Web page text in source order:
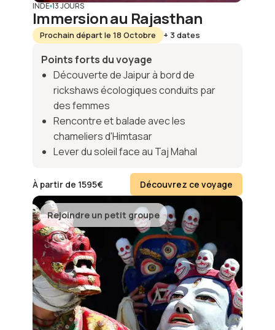
INDE 13 JOURS
Immersion au Rajasthan
Prochain départ le 18 Octobre + 3 dates
Points forts du voyage
Découverte de Jaipur à bord de
rickshaws écologiques conduits par
des femmes
Rencontre et balade avec les
chameliers d'Himtasar
Lever du soleil face au Taj Mahal
À partir de 1595€ Découvrez ce voyage
Rejoindre un petit groupe